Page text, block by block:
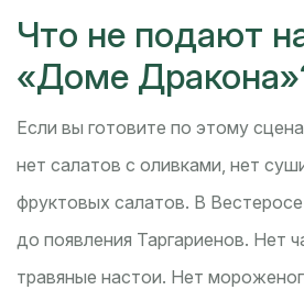
Что не подают
«Доме
Если вы готовите по этому
нет салатов с оливками, нет
фруктовых салатов. В
до появления Таргариенов. Нет
травяные настои. Нет